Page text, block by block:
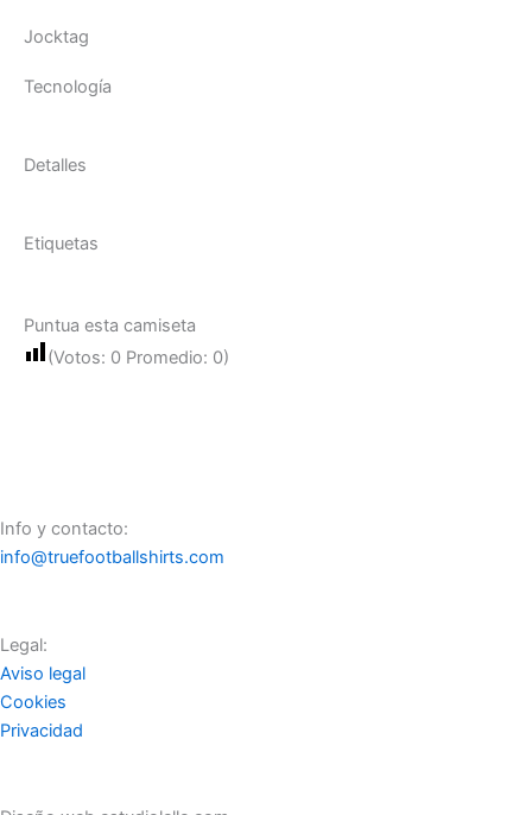
Jocktag
Tecnología
Detalles
Etiquetas
Puntua esta camiseta
(Votos: 0 Promedio: 0)
Info y contacto:
info@truefootballshirts.com
Legal:
Aviso legal
Cookies
Privacidad